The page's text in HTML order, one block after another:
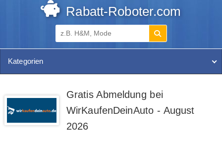
Rabatt-Roboter.com
Kategorien
Gratis Abmeldung bei
WirKaufenDeinAuto - August
2026